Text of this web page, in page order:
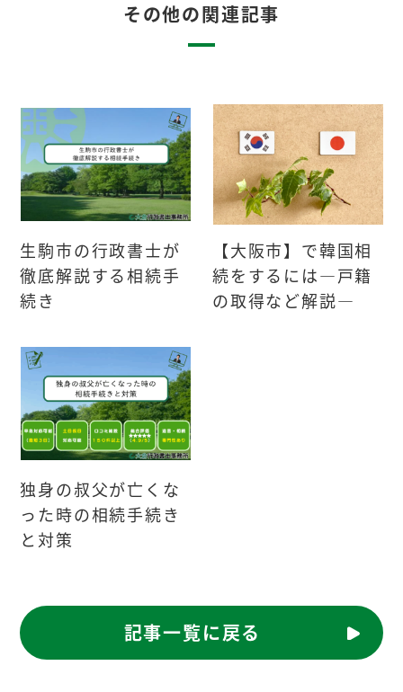
その他の関連記事
生駒市の行政書士が
徹底解説する相続手
続き
【大阪市】で韓国相
続をするには―戸籍
の取得など解説―
独身の叔父が亡くな
った時の相続手続き
と対策
記事一覧に戻る